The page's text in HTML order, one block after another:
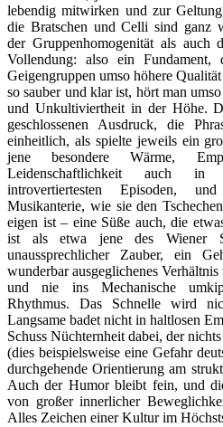
lebendig mitwirken und zur
die Bratschen und Celli sind ganz
der Gruppenhomogenität als auch
Vollendung: also ein
Geigengruppen umso höhere
so sauber und klar ist, hört man
und Unkultiviertheit in der Höhe.
geschlossenen Ausdruck, die
einheitlich, als spielte jeweils ein
jene besondere Wärme,
Leidenschaftlichkeit auch in
introvertiertesten Episoden,
Musikanterie, wie sie den
eigen ist – eine Süße auch, die
ist als etwa jene des Wiener
unaussprechlicher Zauber, ein
wunderbar ausgeglichenes
und nie ins Mechanische
Rhythmus. Das Schnelle wird
Langsame badet nicht in haltlosen
Schuss Nüchternheit dabei, der
(dies beispielsweise eine Gefahr
durchgehende Orientierung am
Auch der Humor bleibt fein, und
von großer innerlicher
Alles Zeichen einer Kultur im